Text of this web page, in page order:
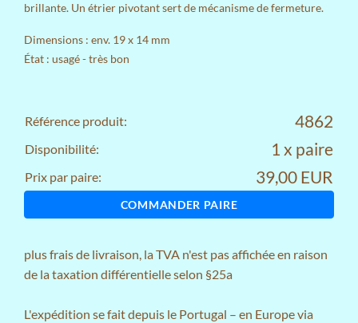
brillante. Un étrier pivotant sert de mécanisme de fermeture.
Dimensions : env. 19 x 14 mm
État : usagé - très bon
Référence produit: 4862
Disponibilité: 1 x paire
Prix par paire: 39,00 EUR
COMMANDER PAIRE
plusfrais de livraison, la TVA n'est pas affichée en raison
de la taxation différentielle selon §25a
L'expédition se fait depuis le Portugal – en Europe via